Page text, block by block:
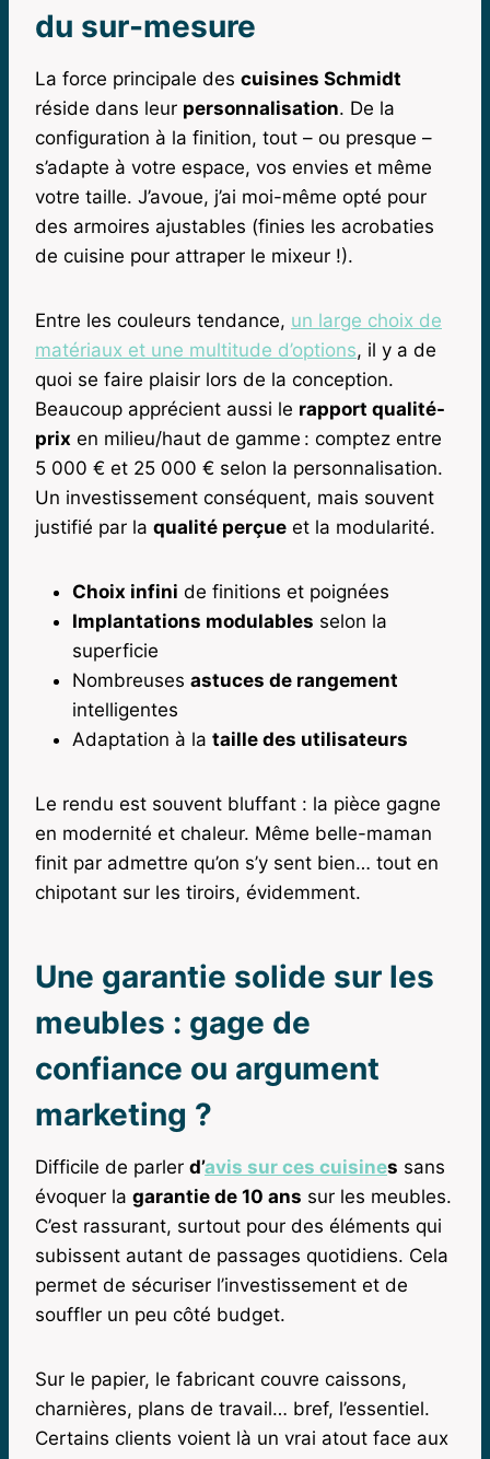
du sur-mesure
La force principale des cuisines Schmidt
réside dans leur personnalisation. De la
configuration à la finition, tout – ou presque –
s’adapte à votre espace, vos envies et même
votre taille. J’avoue, j’ai moi-même opté pour
des armoires ajustables (finies les acrobaties
de cuisine pour attraper le mixeur !).
Entre les couleurs tendance, un large choix de
matériaux et une multitude d’options, il y a de
quoi se faire plaisir lors de la conception.
Beaucoup apprécient aussi le rapport qualité-
prix en milieu/haut de gamme : comptez entre
5 000 € et 25 000 € selon la personnalisation.
Un investissement conséquent, mais souvent
justifié par la qualité perçue et la modularité.
Choix infini de finitions et poignées
Implantations modulables selon la
superficie
Nombreuses astuces de rangement
intelligentes
Adaptation à la taille des utilisateurs
Le rendu est souvent bluffant : la pièce gagne
en modernité et chaleur. Même belle-maman
finit par admettre qu’on s’y sent bien… tout en
chipotant sur les tiroirs, évidemment.
Une garantie solide sur les
meubles : gage de
confiance ou argument
marketing ?
Difficile de parler d’avis sur ces cuisines sans
évoquer la garantie de 10 ans sur les meubles.
C’est rassurant, surtout pour des éléments qui
subissent autant de passages quotidiens. Cela
permet de sécuriser l’investissement et de
souffler un peu côté budget.
Sur le papier, le fabricant couvre caissons,
charnières, plans de travail… bref, l’essentiel.
Certains clients voient là un vrai atout face aux